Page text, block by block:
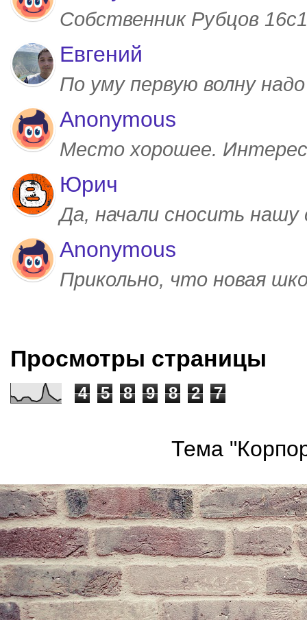
Собственник Рубцов
Евгений
По уму первую волну
Anonymous
Место хорошее.
Юрич
Да, начали сносить
Anonymous
Прикольно, что новая
Просмотры страницы
4 5 8 9 8 2 7
Тема